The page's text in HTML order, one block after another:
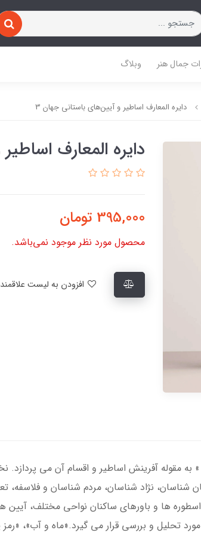
جمال هنر وبلاگ
دایره المعارف اساطیر و آیین‌های باستانی جهان 3
دایره المعارف
395,000 تومان
محصول مورد نظر موجود نمی‌باشد.
به مقوله آفرینش اساطیر و اقسام آن می
نژاد شناسان، مردم شناسان و فلاسفه،
ها و باورهای ساکنان نواحی مختلف،
تحلیل و بررسی قرار می گیرد.«ماه و آب»، «رمز